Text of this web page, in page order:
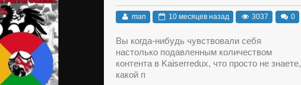
man 10 месяцев назад 3037 0
Вы когда-нибудь чувствовали себя
настолько подавленным количеством
контента в Kaiserredux, что просто не знаете,
какой п